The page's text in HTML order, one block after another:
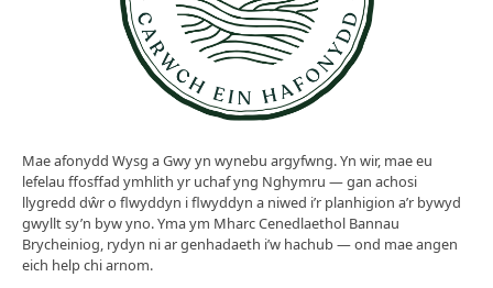
Mae afonydd Wysg a Gwy yn wynebu argyfwng. Yn wir, mae eu
lefelau ffosffad ymhlith yr uchaf yng Nghymru — gan achosi
llygredd dŵr o flwyddyn i flwyddyn a niwed i’r planhigion a’r bywyd
gwyllt sy’n byw yno. Yma ym Mharc Cenedlaethol Bannau
Brycheiniog, rydyn ni ar genhadaeth i’w hachub — ond mae angen
eich help chi arnom.